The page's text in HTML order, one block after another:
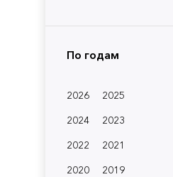
По годам
2026
2025
2024
2023
2022
2021
2020
2019